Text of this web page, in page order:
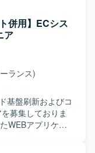
ができます。構
関係者調整など
テクチャやセキ
深く身につけて
、認証、鍵管理
との接続を含む
っていただきま
ンを取りながら
を求めておりま
提案力を高める
んでいただけま
。
併用】ECシス
ア
ランス)
基盤刷新およびコ
募集しておりま